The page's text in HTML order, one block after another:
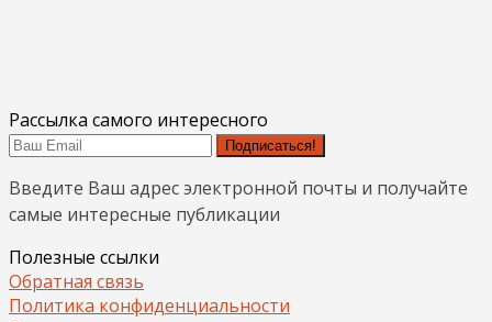
Рассылка самого интересного
Подписаться!
Введите Ваш адрес электронной почты и получайте
самые интересные публикации
Полезные ссылки
Обратная связь
Политика конфиденциальности